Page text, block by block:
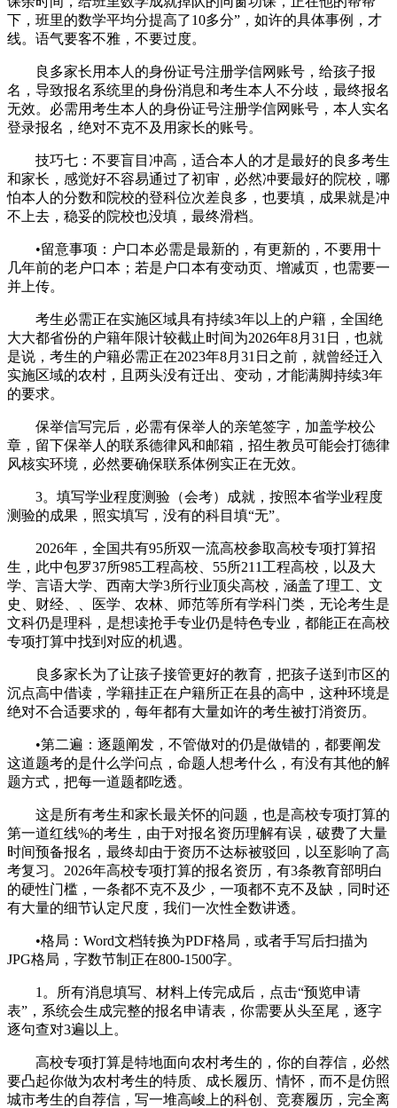
下，班里的数学平均分提高了10多分”，如许的具体事例，才
线。语气要客不雅，不要过度。
良多家长用本人的身份证号注册学信网账号，给孩子报
名，导致报名系统里的身份消息和考生本人不分歧，最终报名
无效。必需用考生本人的身份证号注册学信网账号，本人实名
登录报名，绝对不克不及用家长的账号。
技巧七：不要盲目冲高，适合本人的才是最好的良多考生
和家长，感觉好不容易通过了初审，必然冲要最好的院校，哪
怕本人的分数和院校的登科位次差良多，也要填，成果就是冲
不上去，稳妥的院校也没填，最终滑档。
•留意事项：户口本必需是最新的，有更新的，不要用十
几年前的老户口本；若是户口本有变动页、增减页，也需要一
并上传。
考生必需正在实施区域具有持续3年以上的户籍，全国绝
大大都省份的户籍年限计较截止时间为2026年8月31日，也就
是说，考生的户籍必需正在2023年8月31日之前，就曾经迁入
实施区域的农村，且两头没有迁出、变动，才能满脚持续3年
的要求。
保举信写完后，必需有保举人的亲笔签字，加盖学校公
章，留下保举人的联系德律风和邮箱，招生教员可能会打德律
风核实环境，必然要确保联系体例实正在无效。
3。填写学业程度测验（会考）成就，按照本省学业程度
测验的成果，照实填写，没有的科目填“无”。
2026年，全国共有95所双一流高校参取高校专项打算招
生，此中包罗37所985工程高校、55所211工程高校，以及大
学、言语大学、西南大学3所行业顶尖高校，涵盖了理工、文
史、财经、、医学、农林、师范等所有学科门类，无论考生是
文科仍是理科，是想读抢手专业仍是特色专业，都能正在高校
专项打算中找到对应的机遇。
良多家长为了让孩子接管更好的教育，把孩子送到市区的
沉点高中借读，学籍挂正在户籍所正在县的高中，这种环境是
绝对不合适要求的，每年都有大量如许的考生被打消资历。
•第二遍：逐题阐发，不管做对的仍是做错的，都要阐发
这道题考的是什么学问点，命题人想考什么，有没有其他的解
题方式，把每一道题都吃透。
这是所有考生和家长最关怀的问题，也是高校专项打算的
第一道红线%的考生，由于对报名资历理解有误，破费了大量
时间预备报名，最终却由于资历不达标被驳回，以至影响了高
考复习。2026年高校专项打算的报名资历，有3条教育部明白
的硬性门槛，一条都不克不及少，一项都不克不及缺，同时还
有大量的细节认定尺度，我们一次性全数讲透。
•格局：Word文档转换为PDF格局，或者手写后扫描为
JPG格局，字数节制正在800-1500字。
1。所有消息填写、材料上传完成后，点击“预览申请
表”，系统会生成完整的报名申请表，你需要从头至尾，逐字
逐句查对3遍以上。
高校专项打算是特地面向农村考生的，你的自荐信，必然
要凸起你做为农村考生的特质、成长履历、情怀，而不是仿照
城市考生的自荐信，写一堆高峻上的科创、竞赛履历，完全离